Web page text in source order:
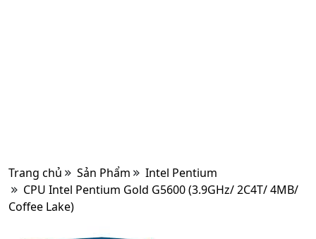
Trang chủ Sản Phẩm
Intel Pentium
CPU Intel Pentium Gold G5600 (3.9GHz/ 2C4T/ 4MB/
Coffee Lake)